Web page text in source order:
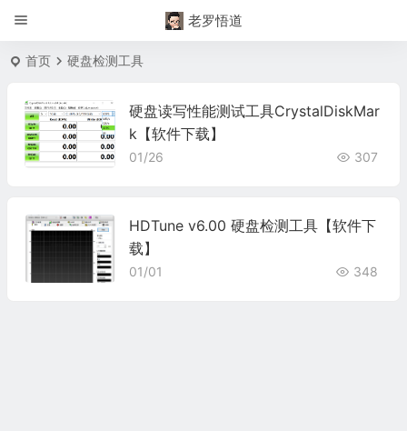
老罗悟道
首页 硬盘检测工具
硬盘读写性能测试工具CrystalDiskMar
k【软件下载】
01/26 307
HDTune v6.00 硬盘检测工具【软件下
载】
01/01 348